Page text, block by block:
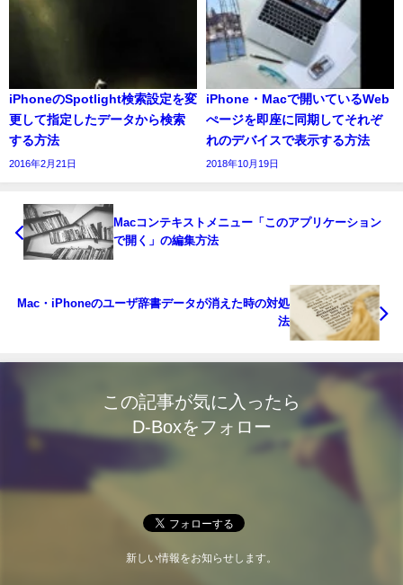
iPhoneのSpotlight検索設定を変
更して指定したデータから検索
する方法
2016年2月21日
iPhone・Macで開いているWeb
ぺージを即座に同期してそれぞ
れのデバイスで表示する方法
2018年10月19日
Macコンテキストメニュー「このアプリケーション
で開く」の編集方法
Mac・iPhoneのユーザ辞書データが消えた時の対処
法
この記事が気に入ったら
D-Boxをフォロー
新しい情報をお知らせします。